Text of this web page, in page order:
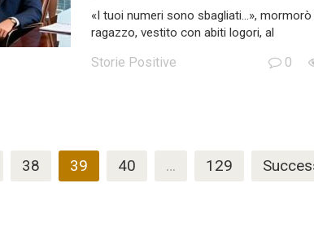
«I tuoi numeri sono sbagliati…», mormorò
ragazzo, vestito con abiti logori, al
Storie Positive 0
38 39 40 … 129